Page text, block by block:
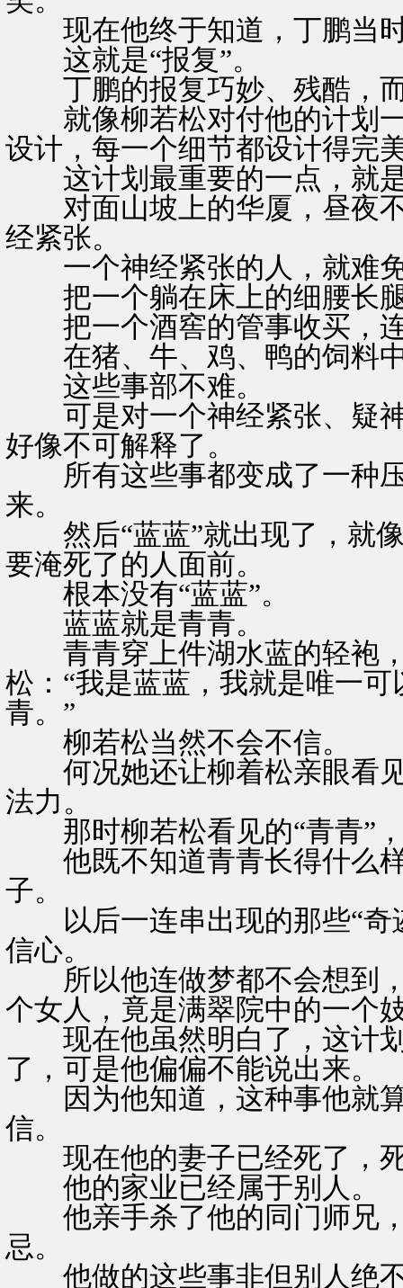
现在他终于知道，丁鹏当
这就是“报复”。
丁鹏的报复巧妙、残酷，
就像柳若松对付他的计划一
设计，每一个细节都设计得完
这计划最重要的一点，就是
对面山坡上的华厦，昼夜不
经紧张。
一个神经紧张的人，就难
把一个躺在床上的细腰长腿
把一个酒窖的管事收买，连
在猪、牛、鸡、鸭的饲料中
这些事部不难。
可是对一个神经紧张、疑神
好像不可解释了。
所有这些事都变成了一种压
来。
然后“蓝蓝”就出现了，就像
要淹死了的人面前。
根本没有“蓝蓝”。
蓝蓝就是青青。
青青穿上件湖水蓝的轻袍，
松：“我是蓝蓝，我就是唯一
青。”
柳若松当然不会不信。
何况她还让柳着松亲眼看见
法力。
那时柳若松看见的“青青”，
他既不知道青青长得什么样
子。
以后一连串出现的那些“奇
信心。
所以他连做梦都不会想到，
个女人，竟是满翠院中的一个
现在他虽然明白了，这计划
了，可是他偏偏不能说出来。
因为他知道，这种事他就算
信。
现在他的妻子已经死了，死
他的家业已经属于别人。
他亲手杀了他的同门师兄，
忌。
他做的这些事非但别人绝不